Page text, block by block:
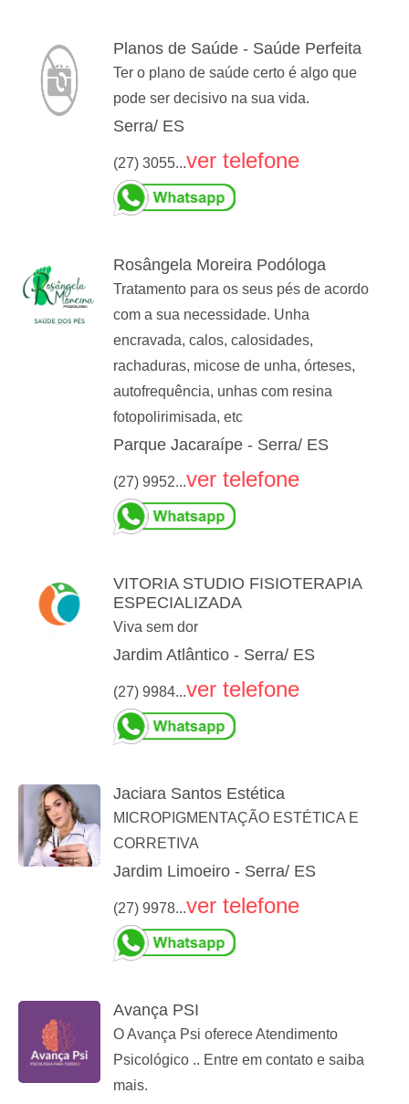
Planos de Saúde - Saúde Perfeita
Ter o plano de saúde certo é algo que
pode ser decisivo na sua vida.
Serra/ ES
(27) 3055...ver telefone
Rosângela Moreira Podóloga
Tratamento para os seus pés de acordo
com a sua necessidade. Unha
encravada, calos, calosidades,
rachaduras, micose de unha, órteses,
autofrequência, unhas com resina
fotopolirimisada, etc
Parque Jacaraípe - Serra/ ES
(27) 9952...ver telefone
VITORIA STUDIO FISIOTERAPIA
ESPECIALIZADA
Viva sem dor
Jardim Atlântico - Serra/ ES
(27) 9984...ver telefone
Jaciara Santos Estética
MICROPIGMENTAÇÃO ESTÉTICA E
CORRETIVA
Jardim Limoeiro - Serra/ ES
(27) 9978...ver telefone
Avança PSI
O Avança Psi oferece Atendimento
Psicológico .. Entre em contato e saiba
mais.